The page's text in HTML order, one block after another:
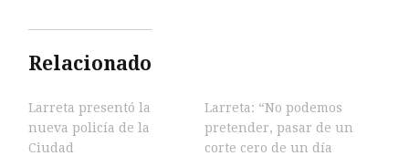
Relacionado
Larreta presentó la
nueva policía de la
Ciudad
Larreta: “No podemos
pretender, pasar de un
corte cero de un día